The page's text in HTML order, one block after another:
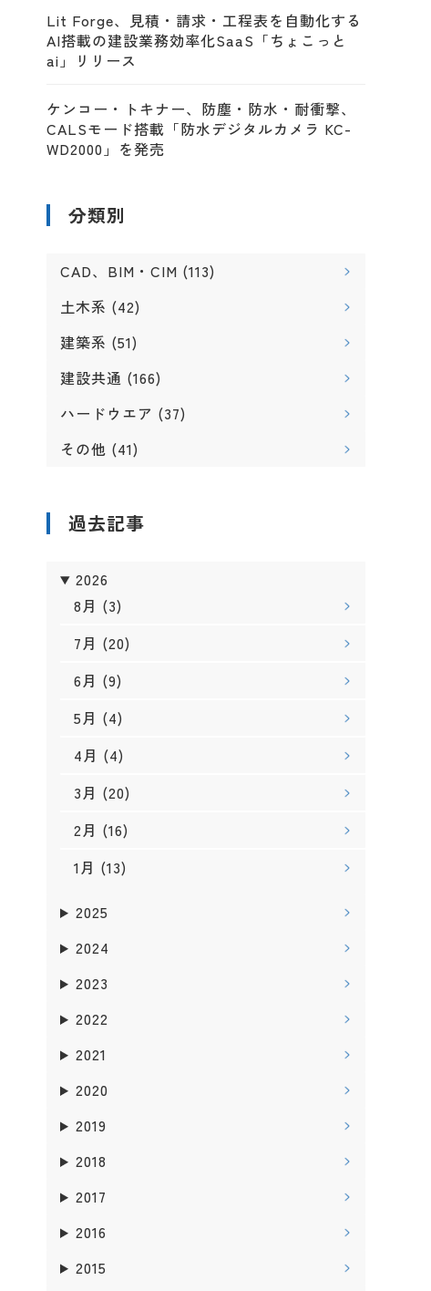
Lit Forge、見積・請求・工程表を自動化する
AI搭載の建設業務効率化SaaS「ちょこっと
ai」リリース
ケンコー・トキナー、防塵・防水・耐衝撃、
CALSモード搭載「防水デジタルカメラ KC-
WD2000」を発売
分類別
CAD、BIM・CIM (113)
土木系 (42)
建築系 (51)
建設共通 (166)
ハードウエア (37)
その他 (41)
過去記事
2026
8月 (3)
7月 (20)
6月 (9)
5月 (4)
4月 (4)
3月 (20)
2月 (16)
1月 (13)
2025
2024
2023
2022
2021
2020
2019
2018
2017
2016
2015